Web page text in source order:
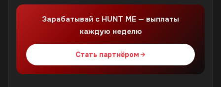
Зарабатывай с HUNT ME — выплаты
каждую неделю
Стать партнёром